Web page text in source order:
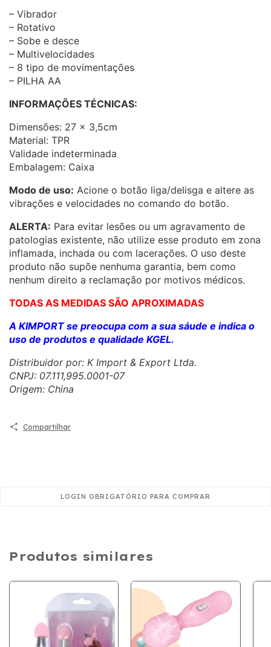
– Vibrador
– Rotativo
– Sobe e desce
– Multivelocidades
– 8 tipo de movimentações
– PILHA AA
INFORMAÇÕES TÉCNICAS:
Dimensões: 27 x 3,5cm
Material: TPR
Validade indeterminada
Embalagem: Caixa
Modo de uso: Acione o botão liga/delisga e altere as
vibrações e velocidades no comando do botão.
ALERTA: Para evitar lesões ou um agravamento de
patologias existente, não utilize esse produto em zona
inflamada, inchada ou com lacerações. O uso deste
produto não supõe nenhuma garantia, bem como
nenhum direito a reclamação por motivos médicos.
TODAS AS MEDIDAS SÃO APROXIMADAS
A KIMPORT se preocupa com a sua sáude e indica o
uso de produtos e qualidade KGEL.
Distribuidor por: K Import & Export Ltda.
CNPJ: 07.111,995.0001-07
Origem: China
Compartilhar
Produtos similares